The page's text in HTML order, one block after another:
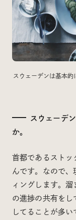
スウェーデンは基本的
スウェーデ
か。
首都であるストッ
んです。なので
ィングします。
の進捗の共有をし
してることが多